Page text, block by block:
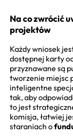
Na co zwrócić
projektów
Każdy wniosek
dostępnej karty
przyznawane są
tworzenie miejsc
inteligentne
tak, aby
to jest
komisja, łatwiej
staraniach o